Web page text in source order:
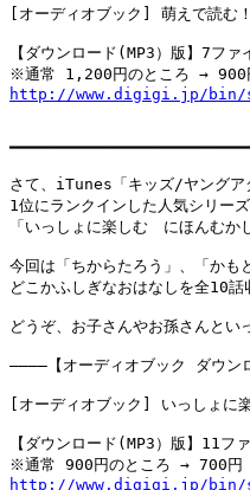
[オーディオブック] 萌えで読む
【ダウンロード(MP3）版】7フ
http://www.digigi.jp/bin/
さて、iTunes「キッズ/ヤングア
1位にランクインした人気シリーズ
「いっしょに楽しむ　にほんむか
今回は「ちからたろう」、「かも
どこかふしぎなおはなしを全10話
どうぞ、お子さんやお孫さんとい
――――【オーディオブック ダウン
[オーディオブック] いっしょに
【ダウンロード(MP3）版】11フ
http://www.digigi.jp/bin/